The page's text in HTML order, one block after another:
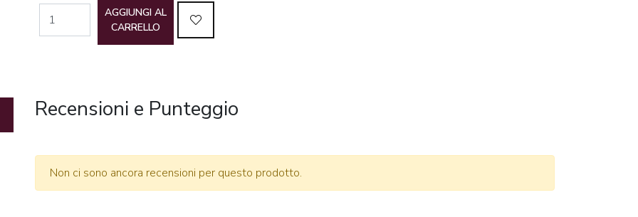
AGGIUNGI AL
CARRELLO
Recensioni e Punteggio
Non ci sono ancora recensioni per questo prodotto.